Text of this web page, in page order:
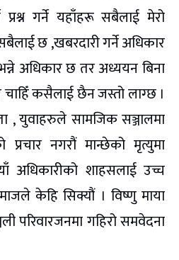
प्रश्न गर्ने यहाँहरू सबैलाई मेरो
छ ,खबरदारी गर्ने अधिकार
अधिकार छ तर अध्ययन बिना
कसैलाई छैन जस्तो लाग्छ ।
, युवाहरुले सामजिक सञ्जालमा
नगरौं मान्छेको मृत्युमा
अधिकारीको शाहसलाई उच्च
केहि सिक्यौं । विष्णु माया
परिवारजनमा गहिरो समवेदना